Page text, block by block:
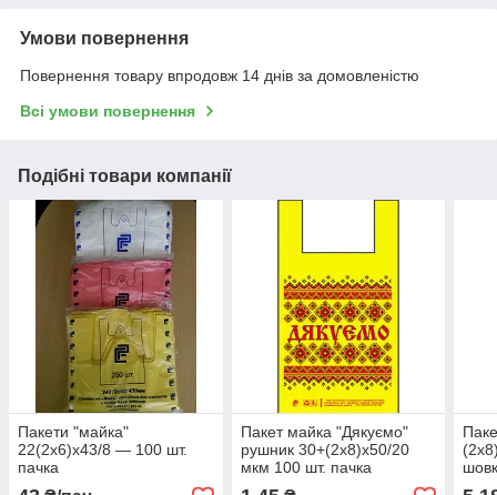
Умови повернення
Повернення товару впродовж 14 днів за домовленістю
Всі умови повернення
Подібні товари компанії
Пакети "майка"
22(2х6)х43/8 — 100 шт.
пачка
Пакет майка "Дякуємо"
рушник 30+(2х8)х50/20
мкм 100 шт. пачка